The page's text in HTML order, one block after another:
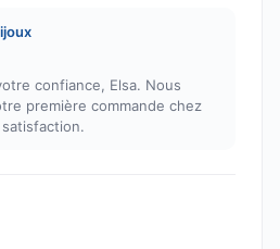
confiance, Elsa. Nous
première commande chez